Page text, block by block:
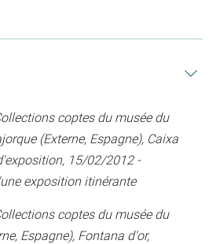
coptes du musée du
(Externe, Espagne), Caixa
15/02/2012 -
exposition itinérante
coptes du musée du
Espagne), Fontana d'or,